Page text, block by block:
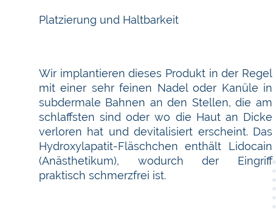
Platzierung und Haltbarkeit
Wir implantieren dieses Produkt in der Regel
mit einer sehr feinen Nadel oder Kanüle in
subdermale Bahnen an den Stellen, die am
schlaffsten sind oder wo die Haut an Dicke
verloren hat und devitalisiert erscheint. Das
Hydroxylapatit-Fläschchen enthält Lidocain
(Anästhetikum), wodurch der Eingriff
praktisch schmerzfrei ist.